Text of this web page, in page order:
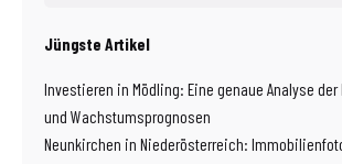
Jüngste Artikel
Investieren in Mödling: Eine genaue Analyse
und Wachstumsprognosen
Neunkirchen in Niederösterreich: